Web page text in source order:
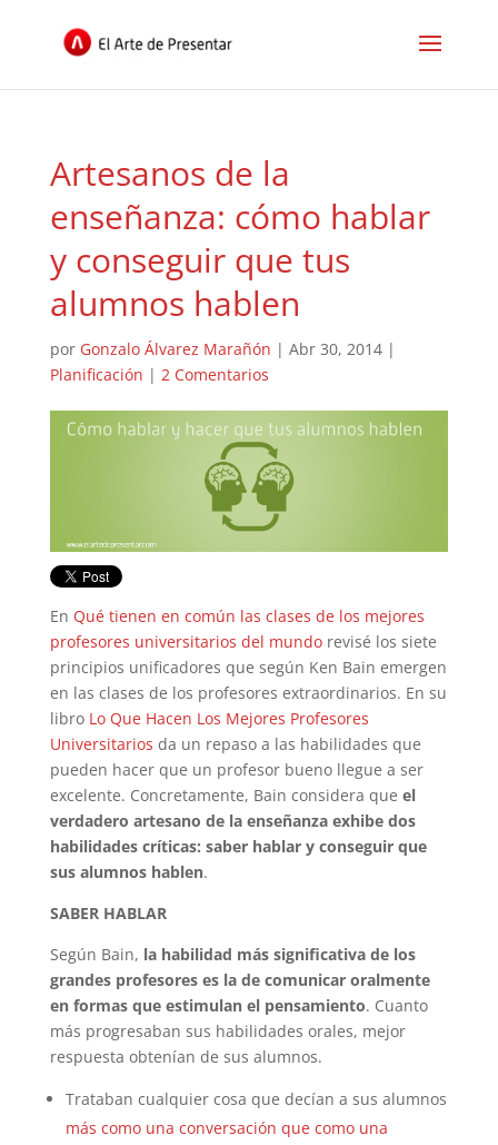
Artesanos de la
enseñanza: cómo hablar
y conseguir que tus
alumnos hablen
por Gonzalo Álvarez Marañón | Abr 30, 2014|
Planificación | 2 Comentarios
En Qué tienen en común las clases de los mejores
profesores universitarios del mundorevisé los siete
principios unificadores que según Ken Bain emergen
en las clases de los profesores extraordinarios. En su
libro Lo Que Hacen Los Mejores Profesores
Universitarios da un repaso a las habilidades que
pueden hacer que un profesor bueno llegue a ser
excelente. Concretamente, Bain considera que el
verdadero artesano de la enseñanza exhibe dos
habilidades críticas: saber hablar y conseguir que
sus alumnos hablen.
SABER HABLAR
Según Bain, la habilidad más significativa de los
grandes profesores es la de comunicar oralmente
en formas que estimulan el pensamiento. Cuanto
más progresaban sus habilidades orales, mejor
respuesta obtenían de sus alumnos.
Trataban cualquier cosa que decían a sus alumnos
más como una conversación que como una